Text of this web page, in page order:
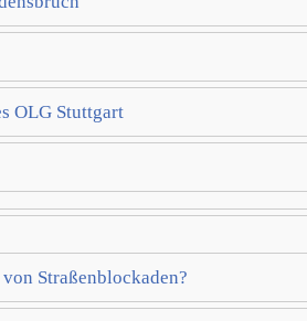
OLG Stuttgart
Straßenblockaden?